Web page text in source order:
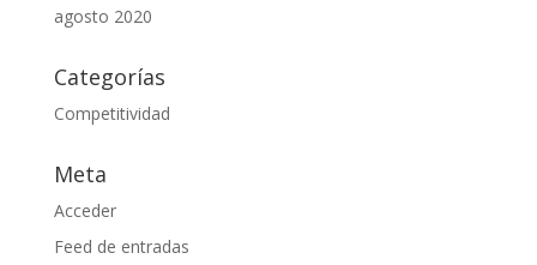
agosto 2020
Categorías
Competitividad
Meta
Acceder
Feed de entradas